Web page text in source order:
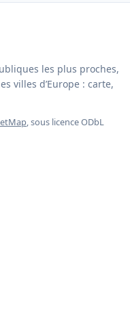
les plus proches,
villes d’Europe : carte,
, sous licence ODbL